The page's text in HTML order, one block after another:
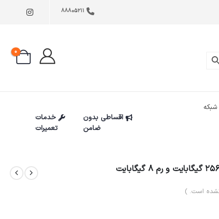
88805211
0
شبکه
اقساطی بدون
ضامن
خدمات
تعمیرات
است. )